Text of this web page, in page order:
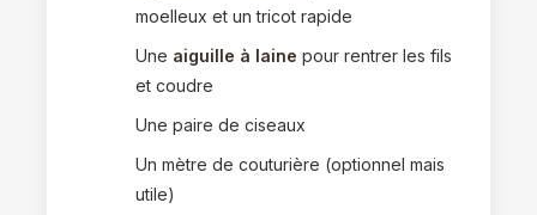
moelleux et un tricot rapide
Une aiguille à laine pour rentrer les fils
et coudre
Une paire de ciseaux
Un mètre de couturière (optionnel mais
utile)